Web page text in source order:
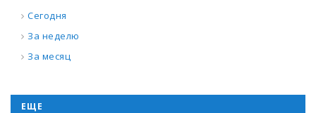
Сегодня
За неделю
За месяц
ЕЩЕ